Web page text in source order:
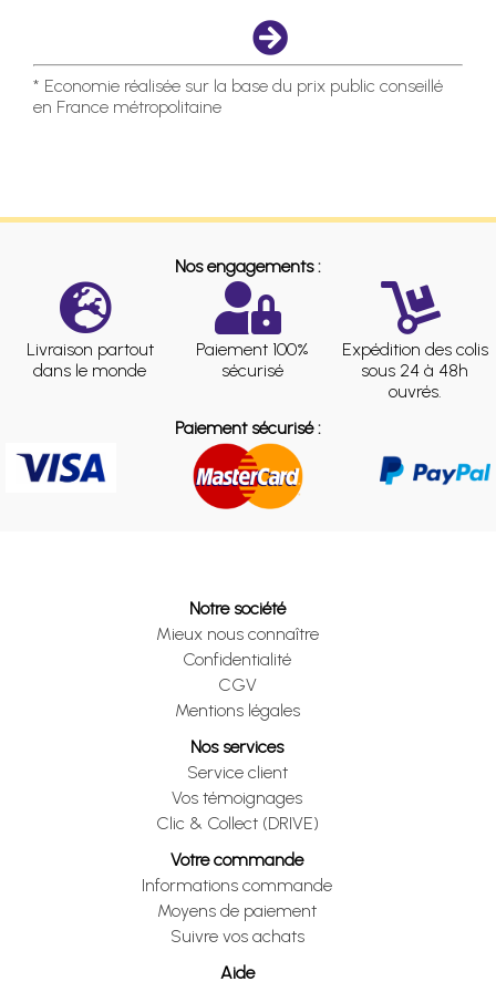
* Economie réalisée sur la base du prix public conseillé
en France métropolitaine
Nos engagements :
Livraison partout
dans le monde
Paiement 100%
sécurisé
Expédition des colis
sous 24 à 48h
ouvrés.
Paiement sécurisé :
Notre société
Mieux nous connaître
Confidentialité
CGV
Mentions légales
Nos services
Service client
Vos témoignages
Clic & Collect (DRIVE)
Votre commande
Informations commande
Moyens de paiement
Suivre vos achats
Aide